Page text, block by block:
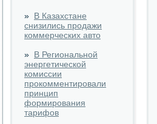
» В Казахстане
снизились продажи
коммерческих авто
» В Региональной
энергетической
комиссии
прокомментировали
принцип
формирования
тарифов